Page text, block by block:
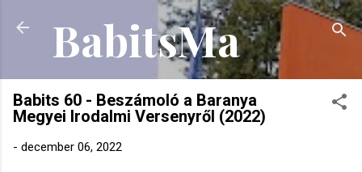
Ugrás a fő tartalomra
BabitsMa
Babits 60 - Beszámoló a Baranya
Megyei Irodalmi Versenyről (2022)
- december 06, 2022